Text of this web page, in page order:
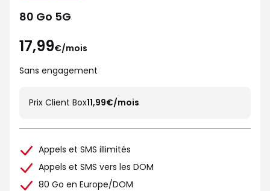
80 Go 5G
17,99€/mois
Sans engagement
Prix Client Box11,99€/mois
Appels et SMS illimités
Appels et SMS vers les DOM
80 Go en Europe/DOM